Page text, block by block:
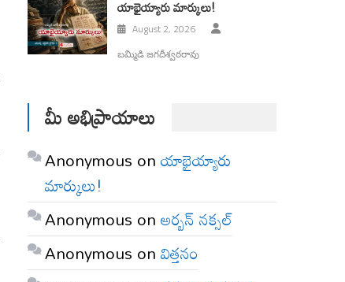
యాభైయ్యారు మార్కులు!
August 2, 2026
బమ్మిడి జగదీశ్వరరావు
మీ అభిప్రాయాలు
Anonymous onయాభైయ్యారు
మార్కులు!
Anonymous onఅర్బన్ నక్సల్
Anonymous onవిత్తనం